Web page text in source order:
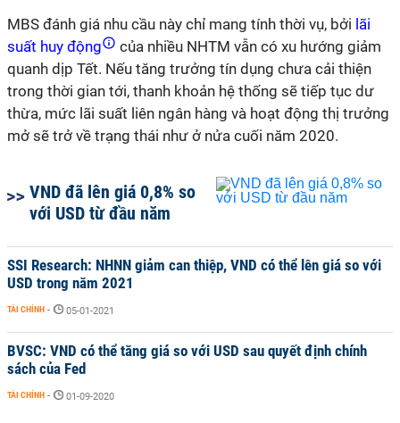
MBS đánh giá nhu cầu này chỉ mang tính thời vụ, bởi lãi
suất huy động
của nhiều NHTM vẫn có xu hướng giảm
quanh dịp Tết. Nếu tăng trưởng tín dụng chưa cải thiện
trong thời gian tới, thanh khoản hệ thống sẽ tiếp tục dư
thừa, mức lãi suất liên ngân hàng và hoạt động thị trưởng
mở sẽ trở về trạng thái như ở nửa cuối năm 2020.
VND đã lên giá 0,8% so
với USD từ đầu năm
SSI Research: NHNN giảm can thiệp, VND có thể lên giá so với
USD trong năm 2021
TÀI CHÍNH - 05-01-2021
BVSC: VND có thể tăng giá so với USD sau quyết định chính
sách của Fed
TÀI CHÍNH - 01-09-2020